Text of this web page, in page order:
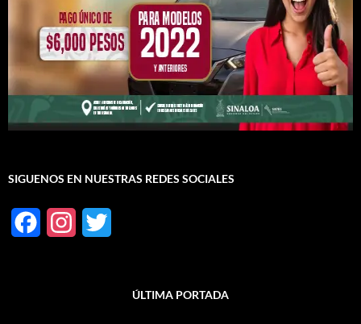
SIGUENOS EN NUESTRAS REDES SOCIALES
ÚLTIMA PORTADA